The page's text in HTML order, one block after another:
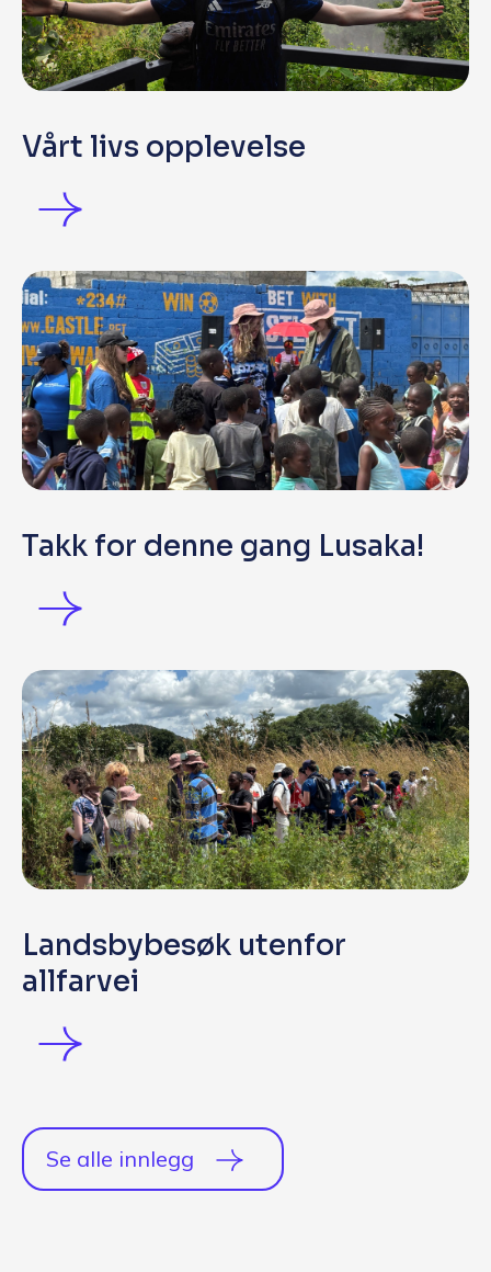
Vårt livs opplevelse
Takk for denne gang Lusaka!
Landsbybesøk utenfor
allfarvei
Se alle innlegg